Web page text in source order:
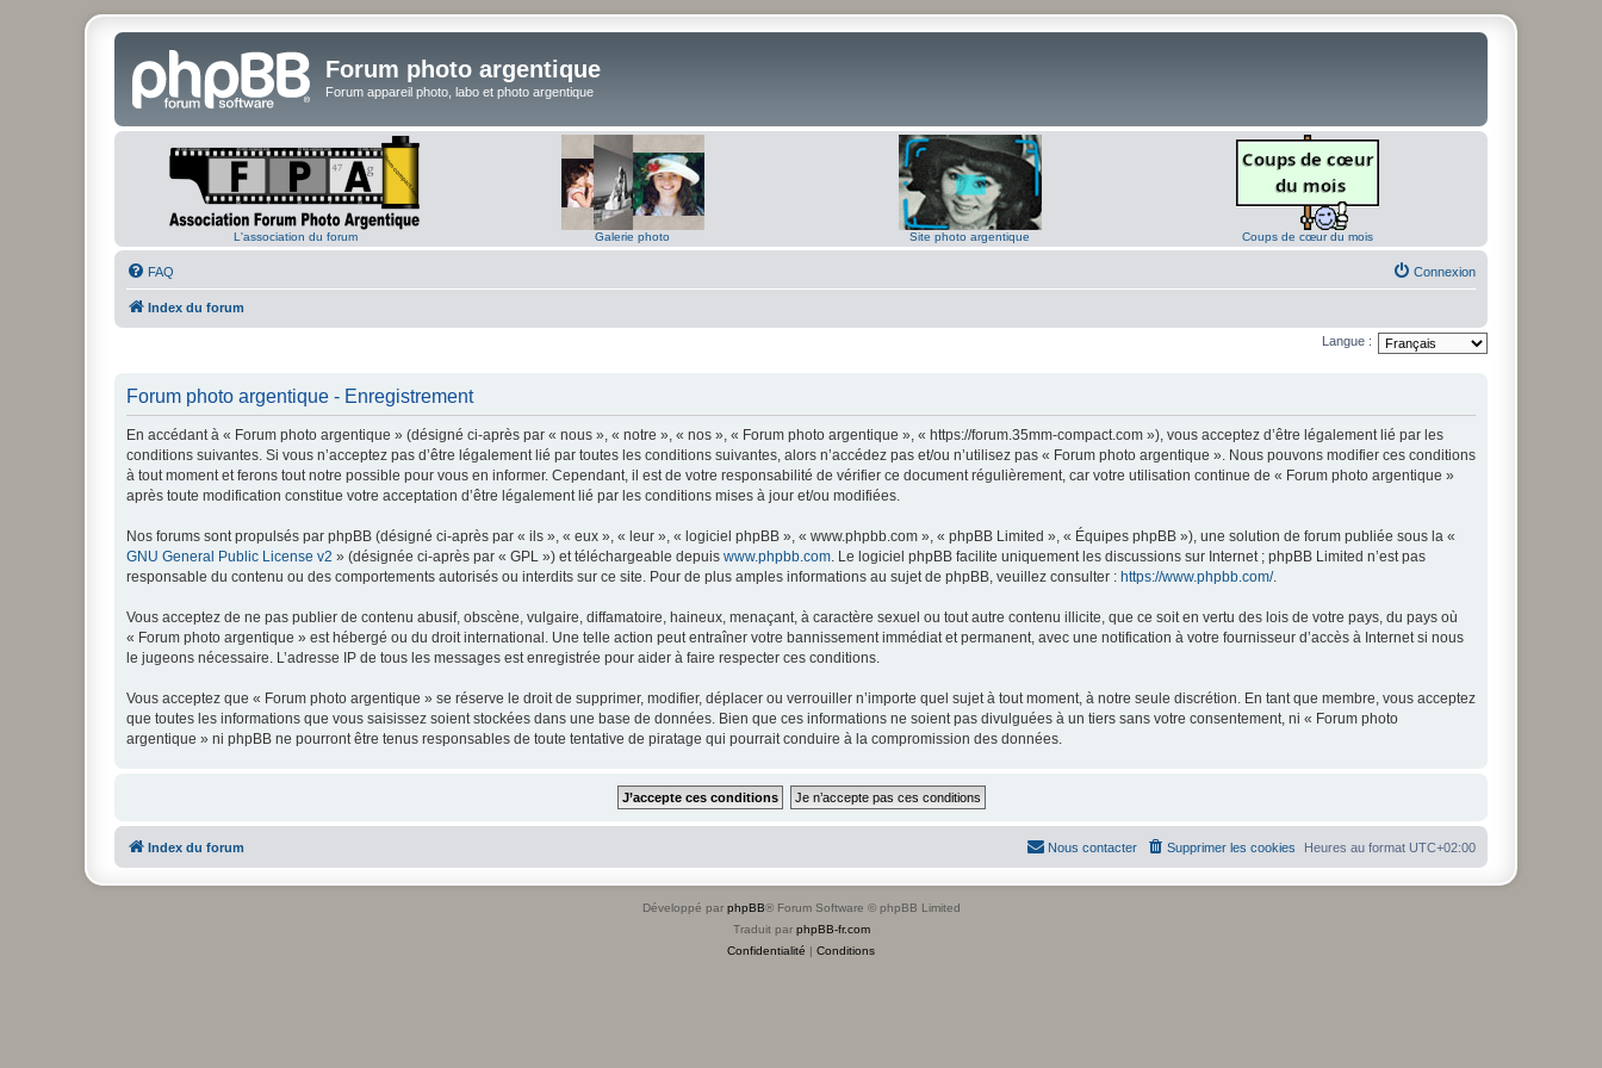
Forum photo argentique
Forum appareil photo, labo et photo argentique
L'association du forum Galerie photo Site photo argentique Coups de cœur du mois
FAQ Connexion
Index du forum
Langue :
Forum photo argentique - Enregistrement
En accédant à « Forum photo argentique » (désigné ci-après par « nous », « notre », « nos », « Forum photo argentique », « https://forum.35mm-compact.com »), vous acceptez d’être légalement lié par les
conditions suivantes. Si vous n’acceptez pas d’être légalement lié par toutes les conditions suivantes, alors n’accédez pas et/ou n’utilisez pas « Forum photo argentique ». Nous pouvons modifier ces conditions
à tout moment et ferons tout notre possible pour vous en informer. Cependant, il est de votre responsabilité de vérifier ce document régulièrement, car votre utilisation continue de « Forum photo argentique »
après toute modification constitue votre acceptation d’être légalement lié par les conditions mises à jour et/ou modifiées.
Nos forums sont propulsés par phpBB (désigné ci-après par « ils », « eux », « leur », « logiciel phpBB », « www.phpbb.com », « phpBB Limited », « Équipes phpBB »), une solution de forum publiée sous la «
GNU General Public License v2 » (désignée ci-après par « GPL ») et téléchargeable depuis www.phpbb.com. Le logiciel phpBB facilite uniquement les discussions sur Internet ; phpBB Limited n’est pas
responsable du contenu ou des comportements autorisés ou interdits sur ce site. Pour de plus amples informations au sujet de phpBB, veuillez consulter : https://www.phpbb.com/.
Vous acceptez de ne pas publier de contenu abusif, obscène, vulgaire, diffamatoire, haineux, menaçant, à caractère sexuel ou tout autre contenu illicite, que ce soit en vertu des lois de votre pays, du pays où
« Forum photo argentique » est hébergé ou du droit international. Une telle action peut entraîner votre bannissement immédiat et permanent, avec une notification à votre fournisseur d’accès à Internet si nous
le jugeons nécessaire. L’adresse IP de tous les messages est enregistrée pour aider à faire respecter ces conditions.
Vous acceptez que « Forum photo argentique » se réserve le droit de supprimer, modifier, déplacer ou verrouiller n’importe quel sujet à tout moment, à notre seule discrétion. En tant que membre, vous acceptez
que toutes les informations que vous saisissez soient stockées dans une base de données. Bien que ces informations ne soient pas divulguées à un tiers sans votre consentement, ni « Forum photo
argentique » ni phpBB ne pourront être tenus responsables de toute tentative de piratage qui pourrait conduire à la compromission des données.
Index du forum Heures au format UTC+02:00
Supprimer les cookies
Nous contacter
Développé par phpBB® Forum Software © phpBB Limited
Traduit par phpBB-fr.com
Confidentialité | Conditions